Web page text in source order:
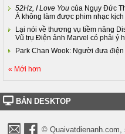
52Hz, I Love You của Ngụy Đức
Á không làm được phim nhạc
Lại nói về thương vụ tiềm năng
Vũ trụ Điện ảnh Marvel có phải ý
Park Chan Wook: Người đưa
« Mới hơn
BẢN DESKTOP
© Quaivatdienanh.com,